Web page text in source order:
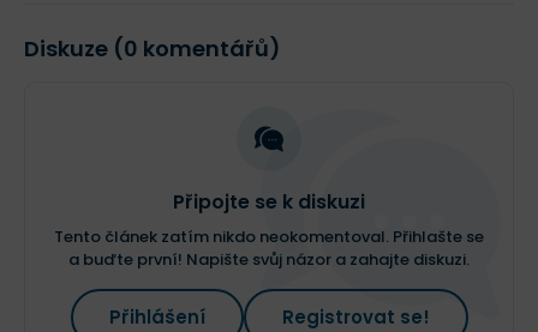
Diskuze (0 komentářů)
Připojte se k diskuzi
Tento článek zatím nikdo neokomentoval. Přihlašte se
a buďte první! Napište svůj názor a zahajte diskuzi.
Přihlášení Registrovat se!